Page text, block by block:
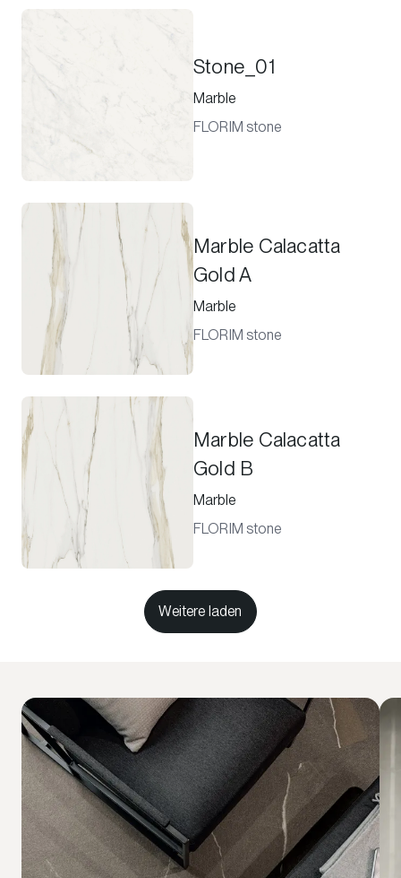
Stone_01
Marble
FLORIM stone
Marble Calacatta
Gold A
Marble
FLORIM stone
Marble Calacatta
Gold B
Marble
FLORIM stone
Weitere laden